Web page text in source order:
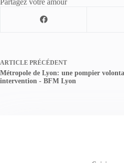
ARTICLE PRÉCÉDENT
Métropole de Lyon: une pompier
intervention - BFM Lyon